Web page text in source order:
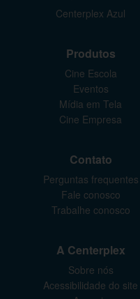
Centerplex Azul
Produtos
Cine Escola
Eventos
Mídia em Tela
Cine Empresa
Contato
Perguntas frequentes
Fale conosco
Trabalhe conosco
A Centerplex
Sobre nós
Acessibilidade do site